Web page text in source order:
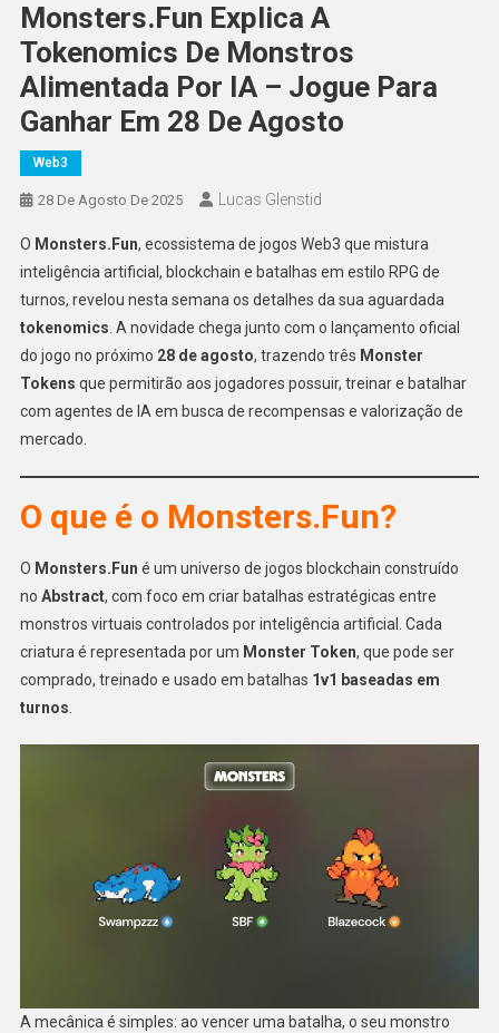
Monsters.Fun Explica A
Tokenomics De Monstros
Alimentada Por IA – Jogue Para
Ganhar Em 28 De Agosto
Web3
28 De Agosto De 2025 Lucas Glenstid
O Monsters.Fun, ecossistema de jogos Web3 que mistura
inteligência artificial, blockchain e batalhas em estilo RPG de
turnos, revelou nesta semana os detalhes da sua aguardada
tokenomics . A novidade chega junto com o lançamento oficial
do jogo no próximo 28 de agosto, trazendo três Monster
Tokens que permitirão aos jogadores possuir, treinar e batalhar
com agentes de IA em busca de recompensas e valorização de
mercado.
O que é o Monsters.Fun?
O Monsters.Fun é um universo de jogos blockchain construído
no Abstract, com foco em criar batalhas estratégicas entre
monstros virtuais controlados por inteligência artificial. Cada
criatura é representada por um Monster Token, que pode ser
comprado, treinado e usado em batalhas 1v1 baseadas em
turnos
A mecânica é simples: ao vencer uma batalha, o seu monstro